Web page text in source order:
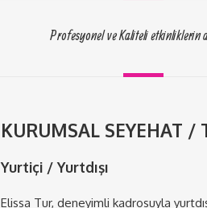
Profesyonel ve Kaliteli etkinliklerin
KURUMSAL SEYEHAT /
Yurtiçi / Yurtdışı
Elissa Tur, deneyimli kadrosuyla